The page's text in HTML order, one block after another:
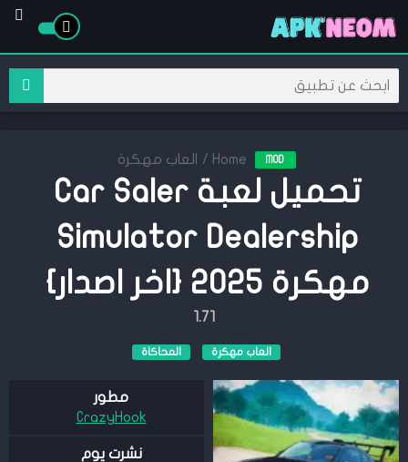
MOD
Home
/ العاب مهكرة
تحميل لعبة Car Saler
Simulator Dealership
مهكرة 2025 {اخر اصدار}
1.71
العاب مهكرة المحاكاة
مطور
CrazyHook
نشرت يوم